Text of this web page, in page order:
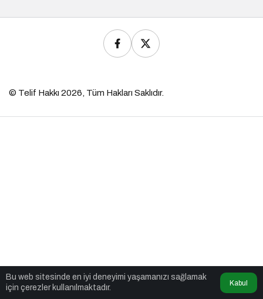
Bu web sitesinde en iyi deneyimi yaşamanızı sağlamak
için çerezler kullanılmaktadır.
Kabul
© Telif Hakkı 2026, Tüm Hakları Saklıdır.